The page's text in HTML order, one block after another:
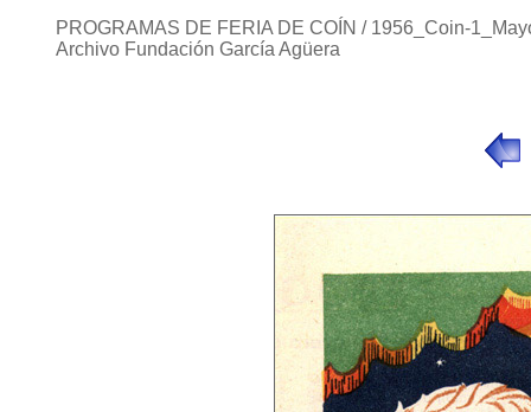
PROGRAMAS DE FERIA DE COÍN / 1956_Coin-
Archivo Fundación García Agüera